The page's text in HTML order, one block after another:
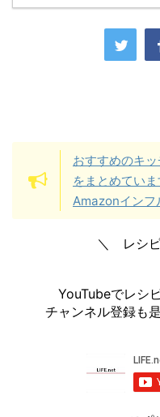
おすすめのキ
をまとめていま
Amazonインフ
＼ レシ
YouTubeでレシ
チャンネル登録も